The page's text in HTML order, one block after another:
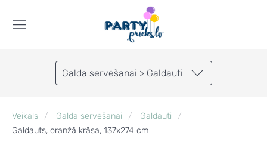
Galda servēšanai > Galdauti
Veikals Galda servēšanai
Galdauti
Galdauts, oranžā krāsa, 137x274 cm